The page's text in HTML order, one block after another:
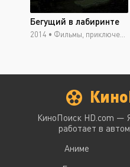
Бегущий в лабиринте
2014 • Фильмы, приключения, триллер, фантастика, боевик, фэнтези
КиноПоиск HD.com —
работает в
Аниме